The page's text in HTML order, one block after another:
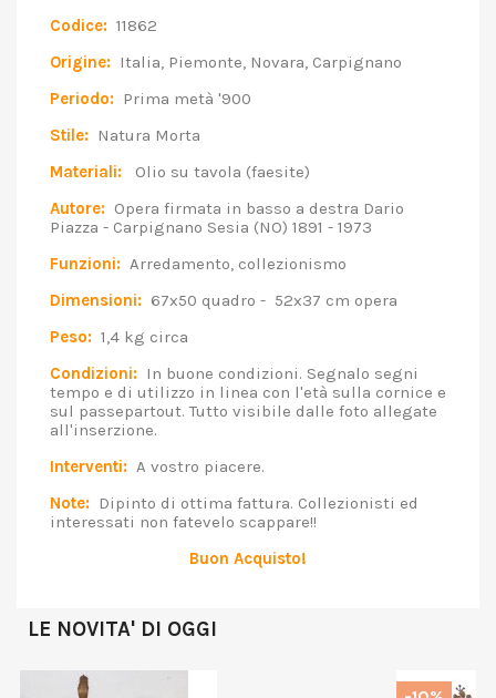
Codice: 11862
Origine: Italia, Piemonte, Novara, Carpignano
Periodo: Prima metà '900
Stile: Natura Morta
Materiali: Olio su tavola (faesite)
Autore: Opera firmata in basso a destra Dario
Piazza - Carpignano Sesia (NO) 1891 - 1973
Funzioni: Arredamento, collezionismo
Dimensioni: 67x50 quadro - 52x37 cm opera
Peso: 1,4 kg circa
Condizioni: In buone condizioni. Segnalo segni
tempo e di utilizzo in linea con l'età sulla cornice e
sul passepartout. Tutto visibile dalle foto allegate
all'inserzione.
Interventi: A vostro piacere.
Note: Dipinto di ottima fattura. Collezionisti ed
interessati non fatevelo scappare!!
Buon Acquisto!
LE NOVITA' DI OGGI